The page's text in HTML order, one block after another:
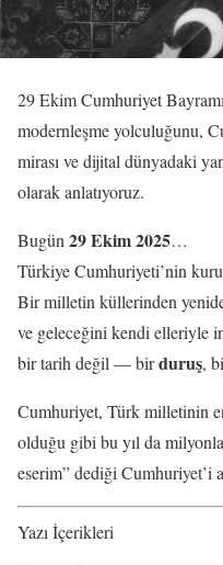
29 Ekim Cumhuriyet
modernleşme yolculuğunu,
mirası ve dijital dünyadaki
olarak anlatıyoruz.
Bugün 29 Ekim 2025…
Türkiye Cumhuriyeti’nin
Bir milletin küllerinden
ve geleceğini kendi elleriyle
bir tarih değil — birduruş,
Cumhuriyet, Türk milletinin
olduğu gibi bu yıl da
eserim” dediği Cumhuriyet’i
Yazı İçerikleri